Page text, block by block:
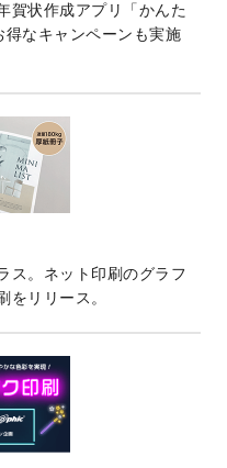
賀状作成アプリ「かんた
なキャンペーンも実施
ス。ネット印刷のグラフ
をリリース。